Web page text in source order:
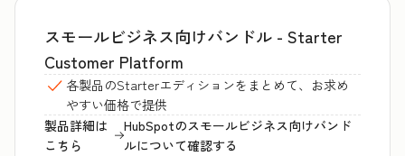
スモールビジネス向けバンドル - Starter
Customer Platform
各製品のStarterエディションをまとめて、お求め
やすい価格で提供
製品詳細は
こちら
HubSpotのスモールビジネス向けバンド
ルについて確認する